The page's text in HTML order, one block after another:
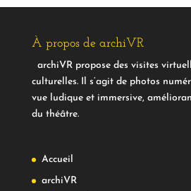
À propos de archiVR
archiVR propose des visites
culturelles. Il s’agit de photos
vue ludique et immersive,
du théâtre.
Accueil
archiVR